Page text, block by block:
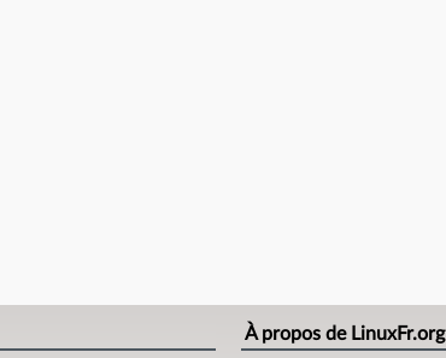
À propos de LinuxFr.org